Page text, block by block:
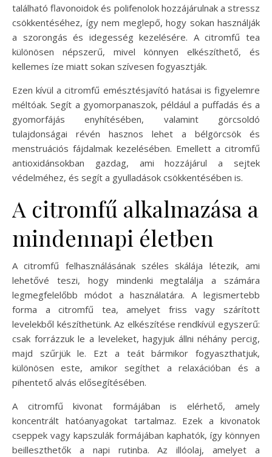
található flavonoidok és polifenolok hozzájárulnak a stressz
csökkentéséhez, így nem meglepő, hogy sokan használják
a szorongás és idegesség kezelésére. A citromfű tea
különösen népszerű, mivel könnyen elkészíthető, és
kellemes íze miatt sokan szívesen fogyasztják.
Ezen kívül a citromfű emésztésjavító hatásai is figyelemre
méltóak. Segít a gyomorpanaszok, például a puffadás és a
gyomorfájás enyhítésében, valamint görcsoldó
tulajdonságai révén hasznos lehet a bélgörcsök és
menstruációs fájdalmak kezelésében. Emellett a citromfű
antioxidánsokban gazdag, ami hozzájárul a sejtek
védelméhez, és segít a gyulladások csökkentésében is.
A citromfű alkalmazása a
mindennapi életben
A citromfű felhasználásának széles skálája létezik, ami
lehetővé teszi, hogy mindenki megtalálja a számára
legmegfelelőbb módot a használatára. A legismertebb
forma a citromfű tea, amelyet friss vagy szárított
levelekből készíthetünk. Az elkészítése rendkívül egyszerű:
csak forrázzuk le a leveleket, hagyjuk állni néhány percig,
majd szűrjük le. Ezt a teát bármikor fogyaszthatjuk,
különösen este, amikor segíthet a relaxációban és a
pihentető alvás elősegítésében.
A citromfű kivonat formájában is elérhető, amely
koncentrált hatóanyagokat tartalmaz. Ezek a kivonatok
cseppek vagy kapszulák formájában kaphatók, így könnyen
beilleszthetők a napi rutinba. Az illóolaj, amelyet a